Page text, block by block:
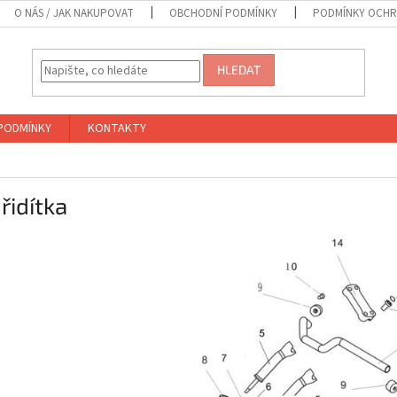
O NÁS / JAK NAKUPOVAT OBCHODNÍ PODMÍNKY PODMÍNKY
HLEDAT
KONTAKTY